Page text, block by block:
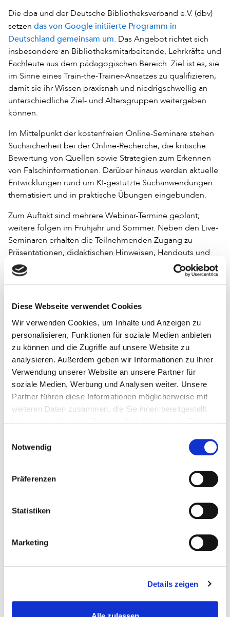
Diese Webseite verwendet Cookies
Wir verwenden Cookies, um Inhalte und Anzeigen zu
personalisieren, Funktionen für soziale Medien anbieten
zu können und die Zugriffe auf unsere Website zu
analysieren. Außerdem geben wir Informationen zu Ihrer
Verwendung unserer Website an unsere Partner für
soziale Medien, Werbung und Analysen weiter. Unsere
Partner führen diese Informationen möglicherweise mit
weiteren Daten zusammen, die Sie ihnen bereitgestellt
Notwendig
Präferenzen
Statistiken
Marketing
Details zeigen
Die dpa und der Deutsche Bibliotheksverband e.V. (dbv)
setzen das von Google initiierte Programm in
Deutschland gemeinsam um. Das Angebot richtet sich
insbesondere an Bibliotheksmitarbeitende, Lehrkräfte und
Fachleute aus dem pädagogischen Bereich. Ziel ist es, sie
im Sinne eines Train-the-Trainer-Ansatzes zu qualifizieren,
damit sie ihr Wissen praxisnah und niedrigschwellig an
unterschiedliche Ziel- und Altersgruppen weitergeben
können.
Im Mittelpunkt der kostenfreien Online-Seminare stehen
Suchsicherheit bei der Online-Recherche, die kritische
Bewertung von Quellen sowie Strategien zum Erkennen
von Falschinformationen. Darüber hinaus werden aktuelle
Entwicklungen rund um KI-gestützte Suchanwendungen
thematisiert und in praktische Übungen eingebunden.
Zum Auftakt sind mehrere Webinar-Termine geplant;
weitere folgen im Frühjahr und Sommer. Neben den Live-
Seminaren erhalten die Teilnehmenden Zugang zu
Präsentationen, didaktischen Hinweisen, Handouts und
weiterführenden Materialien, die sie für eigene
Schulungen nutzen können.
2026.
Zu weiteren Terminen, Informationen zur Anmeldung
sowie allen Praxismaterialien
Über »Super Searchers«
Verwandte Nachrichten
begründen Zusammenarbeit
»Super Searchers«: dpa und Deutscher
Bibliotheksverband stärken Informationskompetenz
04.11.2025
Bibliotheken stärken Demokratie: Neue